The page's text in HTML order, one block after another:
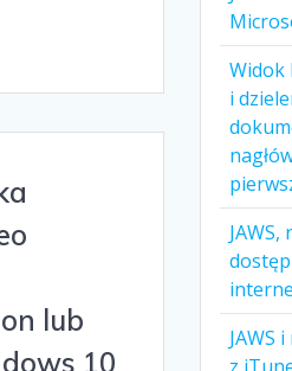
lub
10
Widok
i
JAWS